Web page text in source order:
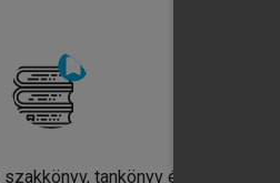
szakkönyv, tankönyv és